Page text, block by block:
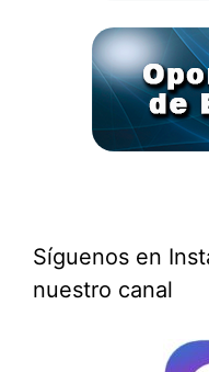
Síguenos en
nuestro canal